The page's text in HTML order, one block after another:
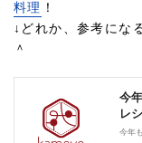
料理 ！
↓どれか、参考にな
＾